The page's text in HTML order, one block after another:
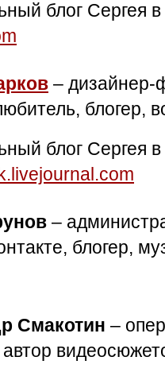
блог
– дизайнер-
блогер,
блог
–
блогер,
Смакотин –